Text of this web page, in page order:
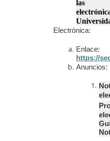
las
Electrónica:
Enlace:
https://
Anuncios:
N